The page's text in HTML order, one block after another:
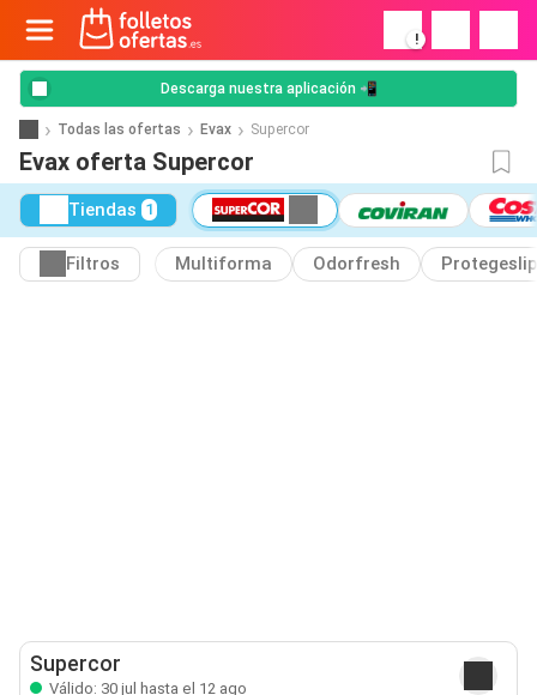
!
Descarga nuestra aplicación 📲
Todas las ofertas Evax Supercor
Evax oferta Supercor
Tiendas 1
Filtros Multiforma Odorfresh
Supercor
Válido: 30 jul hasta el 12 ago